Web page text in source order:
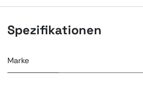
Spezifikationen
Marke